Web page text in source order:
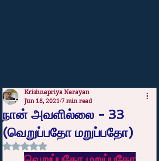
நான் அவளில்லை - 33
(வெறுப்பதோ மறுப்பதோ)
Krishnapriya Narayan
Jun 18, 2021 7 min read
Rated NaN out of 5 stars.